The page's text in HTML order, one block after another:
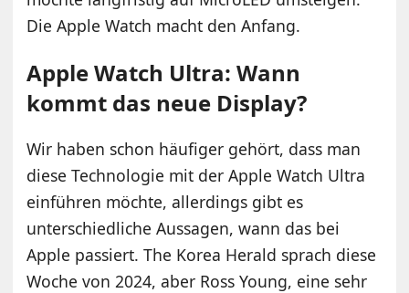
Die Apple Watch macht den Anfang.
Apple Watch Ultra: Wann
kommt das neue Display?
Wir haben schon häufiger gehört, dass man
diese Technologie mit der Apple Watch Ultra
einführen möchte, allerdings gibt es
unterschiedliche Aussagen, wann das bei
Apple passiert. The Korea Herald sprach diese
Woche von 2024, aber Ross Young, eine sehr